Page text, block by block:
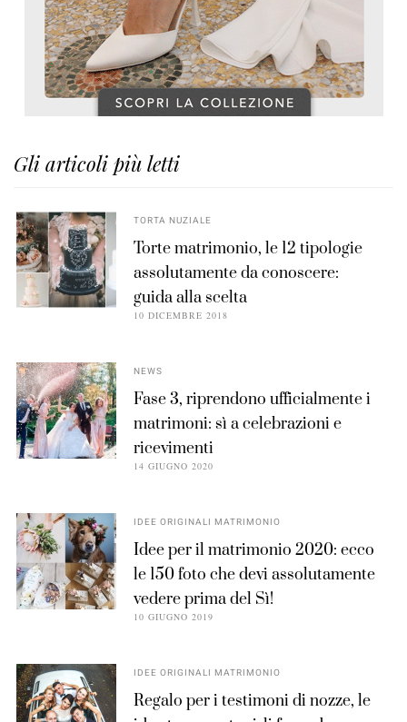
Gli articoli più letti
TORTA NUZIALE
Torte matrimonio, le 12 tipologie
assolutamente da conoscere:
guida alla scelta
10 DICEMBRE 2018
NEWS
Fase 3, riprendono ufficialmente i
matrimoni: sì a celebrazioni e
ricevimenti
14 GIUGNO 2020
IDEE ORIGINALI MATRIMONIO
Idee per il matrimonio 2020: ecco
le 150 foto che devi assolutamente
vedere prima del Sì!
10 GIUGNO 2019
IDEE ORIGINALI MATRIMONIO
Regalo per i testimoni di nozze, le